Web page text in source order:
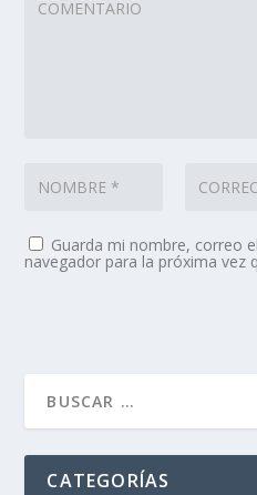
Guarda mi nombre, correo
navegador para la próxima vez
CATEGORÍAS